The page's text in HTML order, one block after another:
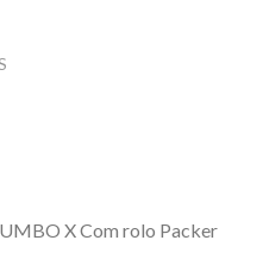
X Com rolo Packer